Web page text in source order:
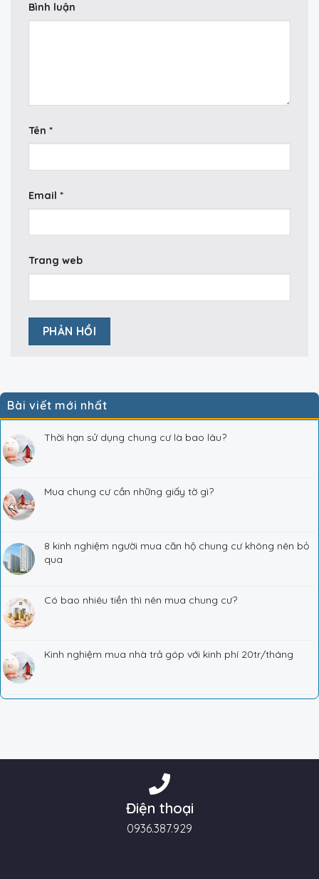
Bình luận
Tên *
Email *
Trang web
Bài viết mới nhất
Thời hạn sử dụng chung cư là bao lâu?
Mua chung cư cần những giấy tờ gì?
8 kinh nghiệm người mua căn hộ chung cư không nên bỏ
qua
Có bao nhiêu tiền thì nên mua chung cư?
Kinh nghiệm mua nhà trả góp với kinh phí 20tr/tháng
Điện thoại
0936.387.929